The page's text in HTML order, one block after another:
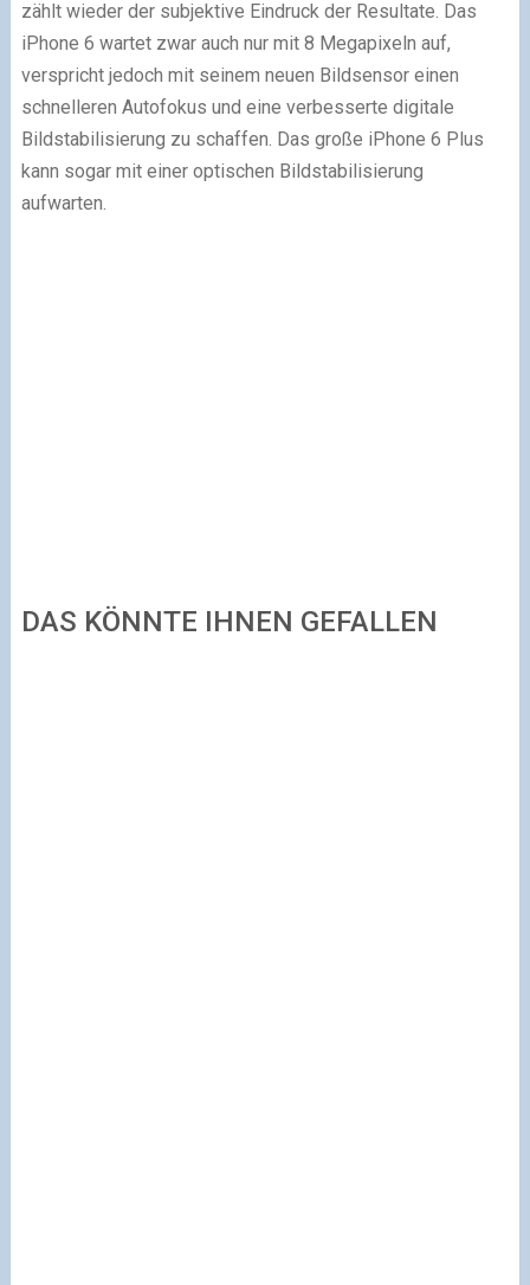
zählt wieder der subjektive Eindruck der Resultate. Das
iPhone 6 wartet zwar auch nur mit 8 Megapixeln auf,
verspricht jedoch mit seinem neuen Bildsensor einen
schnelleren Autofokus und eine verbesserte digitale
Bildstabilisierung zu schaffen. Das große iPhone 6 Plus
kann sogar mit einer optischen Bildstabilisierung
aufwarten.
DAS KÖNNTE IHNEN GEFALLEN